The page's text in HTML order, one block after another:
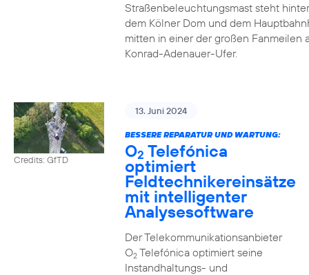
Straßenbeleuchtungsmast steht hinter
dem Kölner Dom und dem
mitten in einer der großen Fanmeilen
Konrad-Adenauer-Ufer.
Credits: GfTD
13. Juni 2024
BESSERE REPARATUR UND WARTUNG:
O2 Telefónica
optimiert
Feldtechnikereinsätze
mit intelligenter
Analysesoftware
Der Telekommunikationsanbieter
O2Telefónica optimiert seine
Instandhaltungs- und